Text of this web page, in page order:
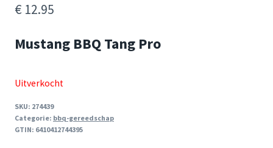
€ 12.95
Mustang BBQ Tang Pro
Uitverkocht
SKU: 274439
Categorie: bbq-gereedschap
GTIN: 6410412744395